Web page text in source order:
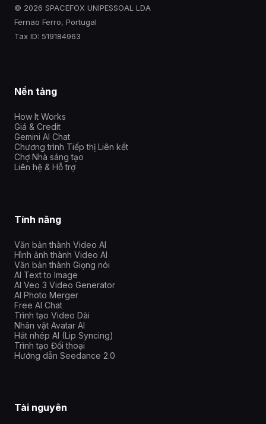
© 2026 SPACEFOX UNIPESSOAL LDA
Fernao Ferro, Portugal
Tax ID: 519184963
Nền tảng
How It Works
Giá & Credit
Gemini AI Chat
Chương trình Tiếp thị Liên kết
Chợ Nhà sáng tạo
Liên hệ & Hỗ trợ
Tính năng
Văn bản thành Video AI
Hình ảnh thành Video AI
Văn bản thành Giọng nói
AI Text to Image
AI Veo 3 Video Generator
AI Photo Merger
Free AI Chat
Trình tạo Video Dài
Nhân vật Avatar AI
Hát nhép AI (Lip Syncing)
Trình tạo Đối thoại
Hướng dẫn Seedance 2.0
Tài nguyên